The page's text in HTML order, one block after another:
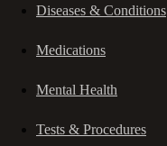
Diseases & Conditions
Medications
Mental Health
Tests & Procedures